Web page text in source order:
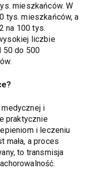
mieszkańców. W
tys. mieszkańców, a
na 100 tys.
liczbie
50 do 500
i
praktycznie
i leczeniu
mała, a proces
to transmisja